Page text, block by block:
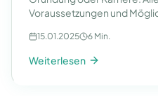
Voraussetzungen und
15.01.2025 6 Min.
Weiterlesen